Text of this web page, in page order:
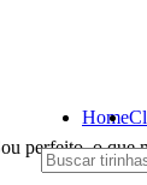
perfeito, o que
Home